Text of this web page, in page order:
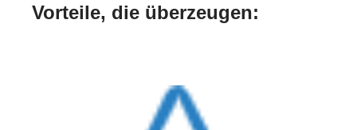
Vorteile, die überzeugen: